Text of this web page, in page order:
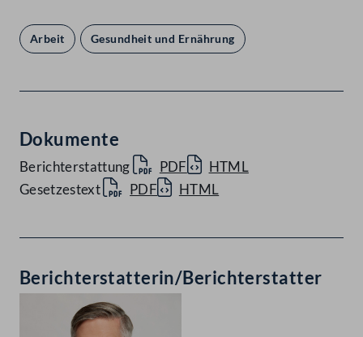
Arbeit Gesundheit und Ernährung
Dokumente
Berichterstattung PDF
HTML
Gesetzestext
PDF HTML
Berichterstatterin/Berichterstatter